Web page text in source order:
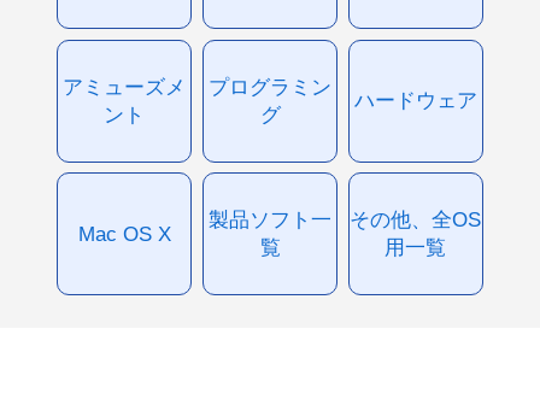
アミューズメ
ント
プログラミン
グ
ハードウェア
Mac OS X
製品ソフト一
覧
その他、全OS
用一覧